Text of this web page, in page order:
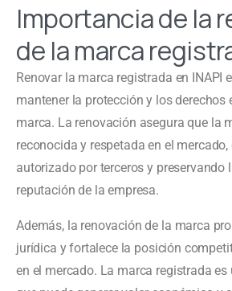
Importancia de la
de la marca
Renovar la marca registrada en INAPI
mantener la protección y los derechos
marca. La renovación asegura que la
reconocida y respetada en el
autorizado por terceros y preservando
reputación de la empresa.
Además, la renovación de la marca
jurídica y fortalece la posición
en el mercado. La marca registrada